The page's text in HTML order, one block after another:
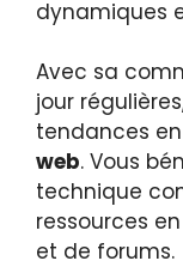
dynamiques
Avec sa
jour
tendances
web. Vous
technique
ressources
et de forums.